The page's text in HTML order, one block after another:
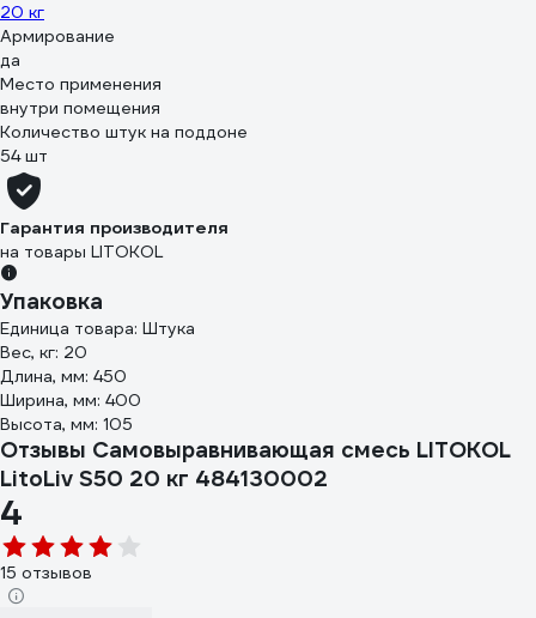
20 кг
Армирование
да
Место применения
внутри помещения
Количество штук на поддоне
54 шт
Гарантия производителя
на товары LITOKOL
Упаковка
Единица товара: Штука
Вес, кг: 20
Длина, мм: 450
Ширина, мм: 400
Высота, мм: 105
Отзывы Самовыравнивающая смесь LITOKOL
LitoLiv S50 20 кг 484130002
4
15 отзывов